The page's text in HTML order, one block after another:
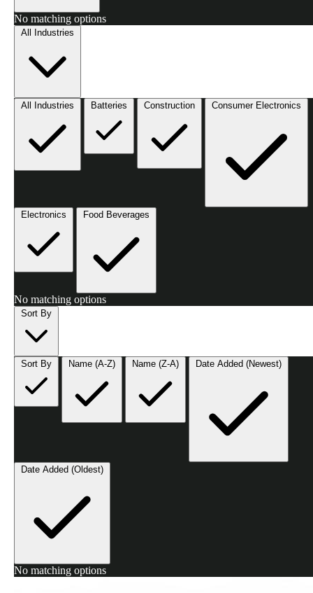
No matching options
All Industries
All Industries Batteries Construction Consumer Electronics
Electronics Food Beverages
No matching options
Sort By
Sort By Name (A-Z) Name (Z-A) Date Added (Newest)
Date Added (Oldest)
No matching options